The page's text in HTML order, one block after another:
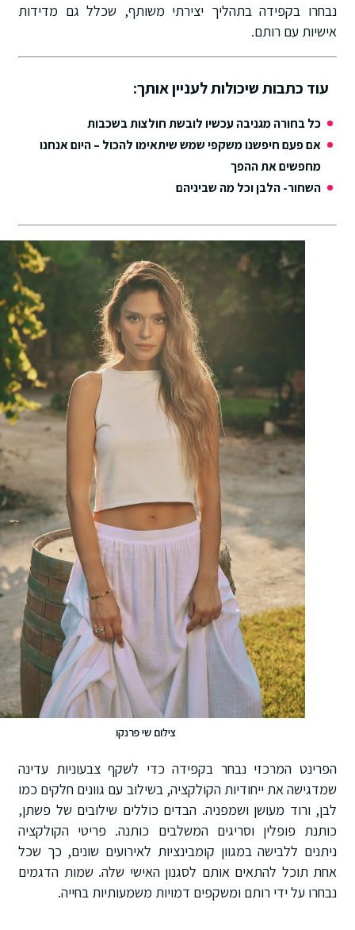
נבחרו בקפידה בתהליך יצירתי משותף, שכלל גם מדידות
אישיות עם רותם.
עוד כתבות שיכולות לעניין אותך:
כל בחורה מגניבה עכשיו לובשת חולצות בשכבות
אם פעם חיפשנו משקפי שמש שיתאימו להכול – היום אנחנו
מחפשים את ההפך
השחור- הלבן וכל מה שביניהם
צילום שי פרנקו
הפרינט המרכזי נבחר בקפידה כדי לשקף צבעוניות עדינה
שמדגישה את ייחודיות הקולקציה, בשילוב עם גוונים חלקים כמו
לבן, ורוד מעושן ושמפניה. הבדים כוללים שילובים של פשתן,
כותנת פופלין וסריגים המשלבים כותנה. פריטי הקולקציה
ניתנים ללבישה במגוון קומבינציות לאירועים שונים, כך שכל
אחת תוכל להתאים אותם לסגנון האישי שלה. שמות הדגמים
נבחרו על ידי רותם ומשקפים דמויות משמעותיות בחייה.